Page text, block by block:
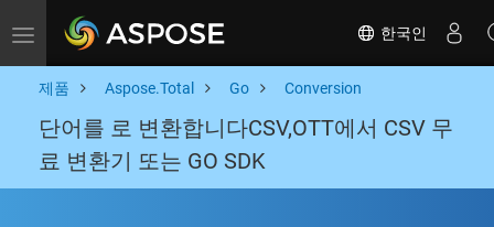
Toggle navigation 한국인
제품 Aspose.Total Go Conversion
단어를 로 변환합니다CSV,OTT에서 CSV 무
료 변환기 또는 GO SDK